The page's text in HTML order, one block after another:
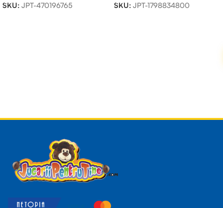
SKU: JPT-470196765 SKU: JPT-1798834800